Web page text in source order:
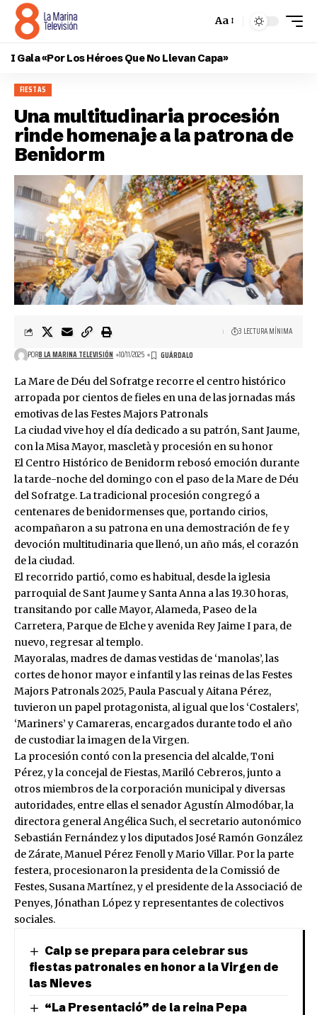
Aa
I Gala «Por Los Héroes Que No Llevan Capa»
FIESTAS
Una multitudinaria procesión
rinde homenaje a la patrona de
Benidorm
POR8 LA MARINA TELEVISIÓN 10/11/2025
3 LECTURA MÍNIMA
La Mare de Déu del Sofratge recorre el centro histórico
arropada por cientos de fieles en una de las jornadas más
emotivas de las Festes Majors Patronals
La ciudad vive hoy el día dedicado a su patrón, Sant Jaume,
con la Misa Mayor, mascletà y procesión en su honor
El Centro Histórico de Benidorm rebosó emoción durante
la tarde-noche del domingo con el paso de la Mare de Déu
del Sofratge. La tradicional procesión congregó a
centenares de benidormenses que, portando cirios,
acompañaron a su patrona en una demostración de fe y
devoción multitudinaria que llenó, un año más, el corazón
de la ciudad.
El recorrido partió, como es habitual, desde la iglesia
parroquial de Sant Jaume y Santa Anna a las 19.30 horas,
transitando por calle Mayor, Alameda, Paseo de la
Carretera, Parque de Elche y avenida Rey Jaime I para, de
nuevo, regresar al templo.
Mayoralas, madres de damas vestidas de ‘manolas’, las
cortes de honor mayor e infantil y las reinas de las Festes
Majors Patronals 2025, Paula Pascual y Aitana Pérez,
tuvieron un papel protagonista, al igual que los ‘Costalers’,
‘Mariners’ y Camareras, encargados durante todo el año
de custodiar la imagen de la Virgen.
La procesión contó con la presencia del alcalde, Toni
Pérez, y la concejal de Fiestas, Mariló Cebreros, junto a
otros miembros de la corporación municipal y diversas
autoridades, entre ellas el senador Agustín Almodóbar, la
directora general Angélica Such, el secretario autonómico
Sebastián Fernández y los diputados José Ramón González
de Zárate, Manuel Pérez Fenoll y Mario Villar. Por la parte
festera, procesionaron la presidenta de la Comissió de
Festes, Susana Martínez, y el presidente de la Associació de
Penyes, Jónathan López y representantes de colectivos
sociales.
Calp se prepara para celebrar sus
fiestas patronales en honor a la Virgen de
las Nieves
“La Presentació” de la reina Pepa